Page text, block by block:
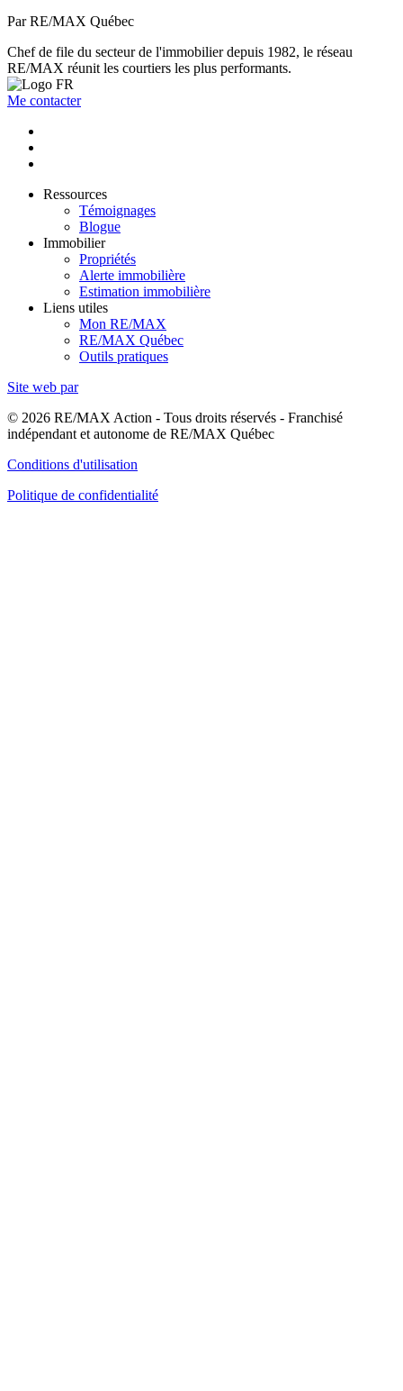
Par RE/MAX Québec
Chef de file du secteur de l'immobilier depuis 1982, le réseau
RE/MAX réunit les courtiers les plus performants.
Me contacter
Ressources
Témoignages
Blogue
Immobilier
Propriétés
Alerte immobilière
Estimation immobilière
Liens utiles
Mon RE/MAX
RE/MAX Québec
Outils pratiques
Site web par
© 2026 RE/MAX Action - Tous droits réservés - Franchisé
indépendant et autonome de RE/MAX Québec
Conditions d'utilisation
Politique de confidentialité